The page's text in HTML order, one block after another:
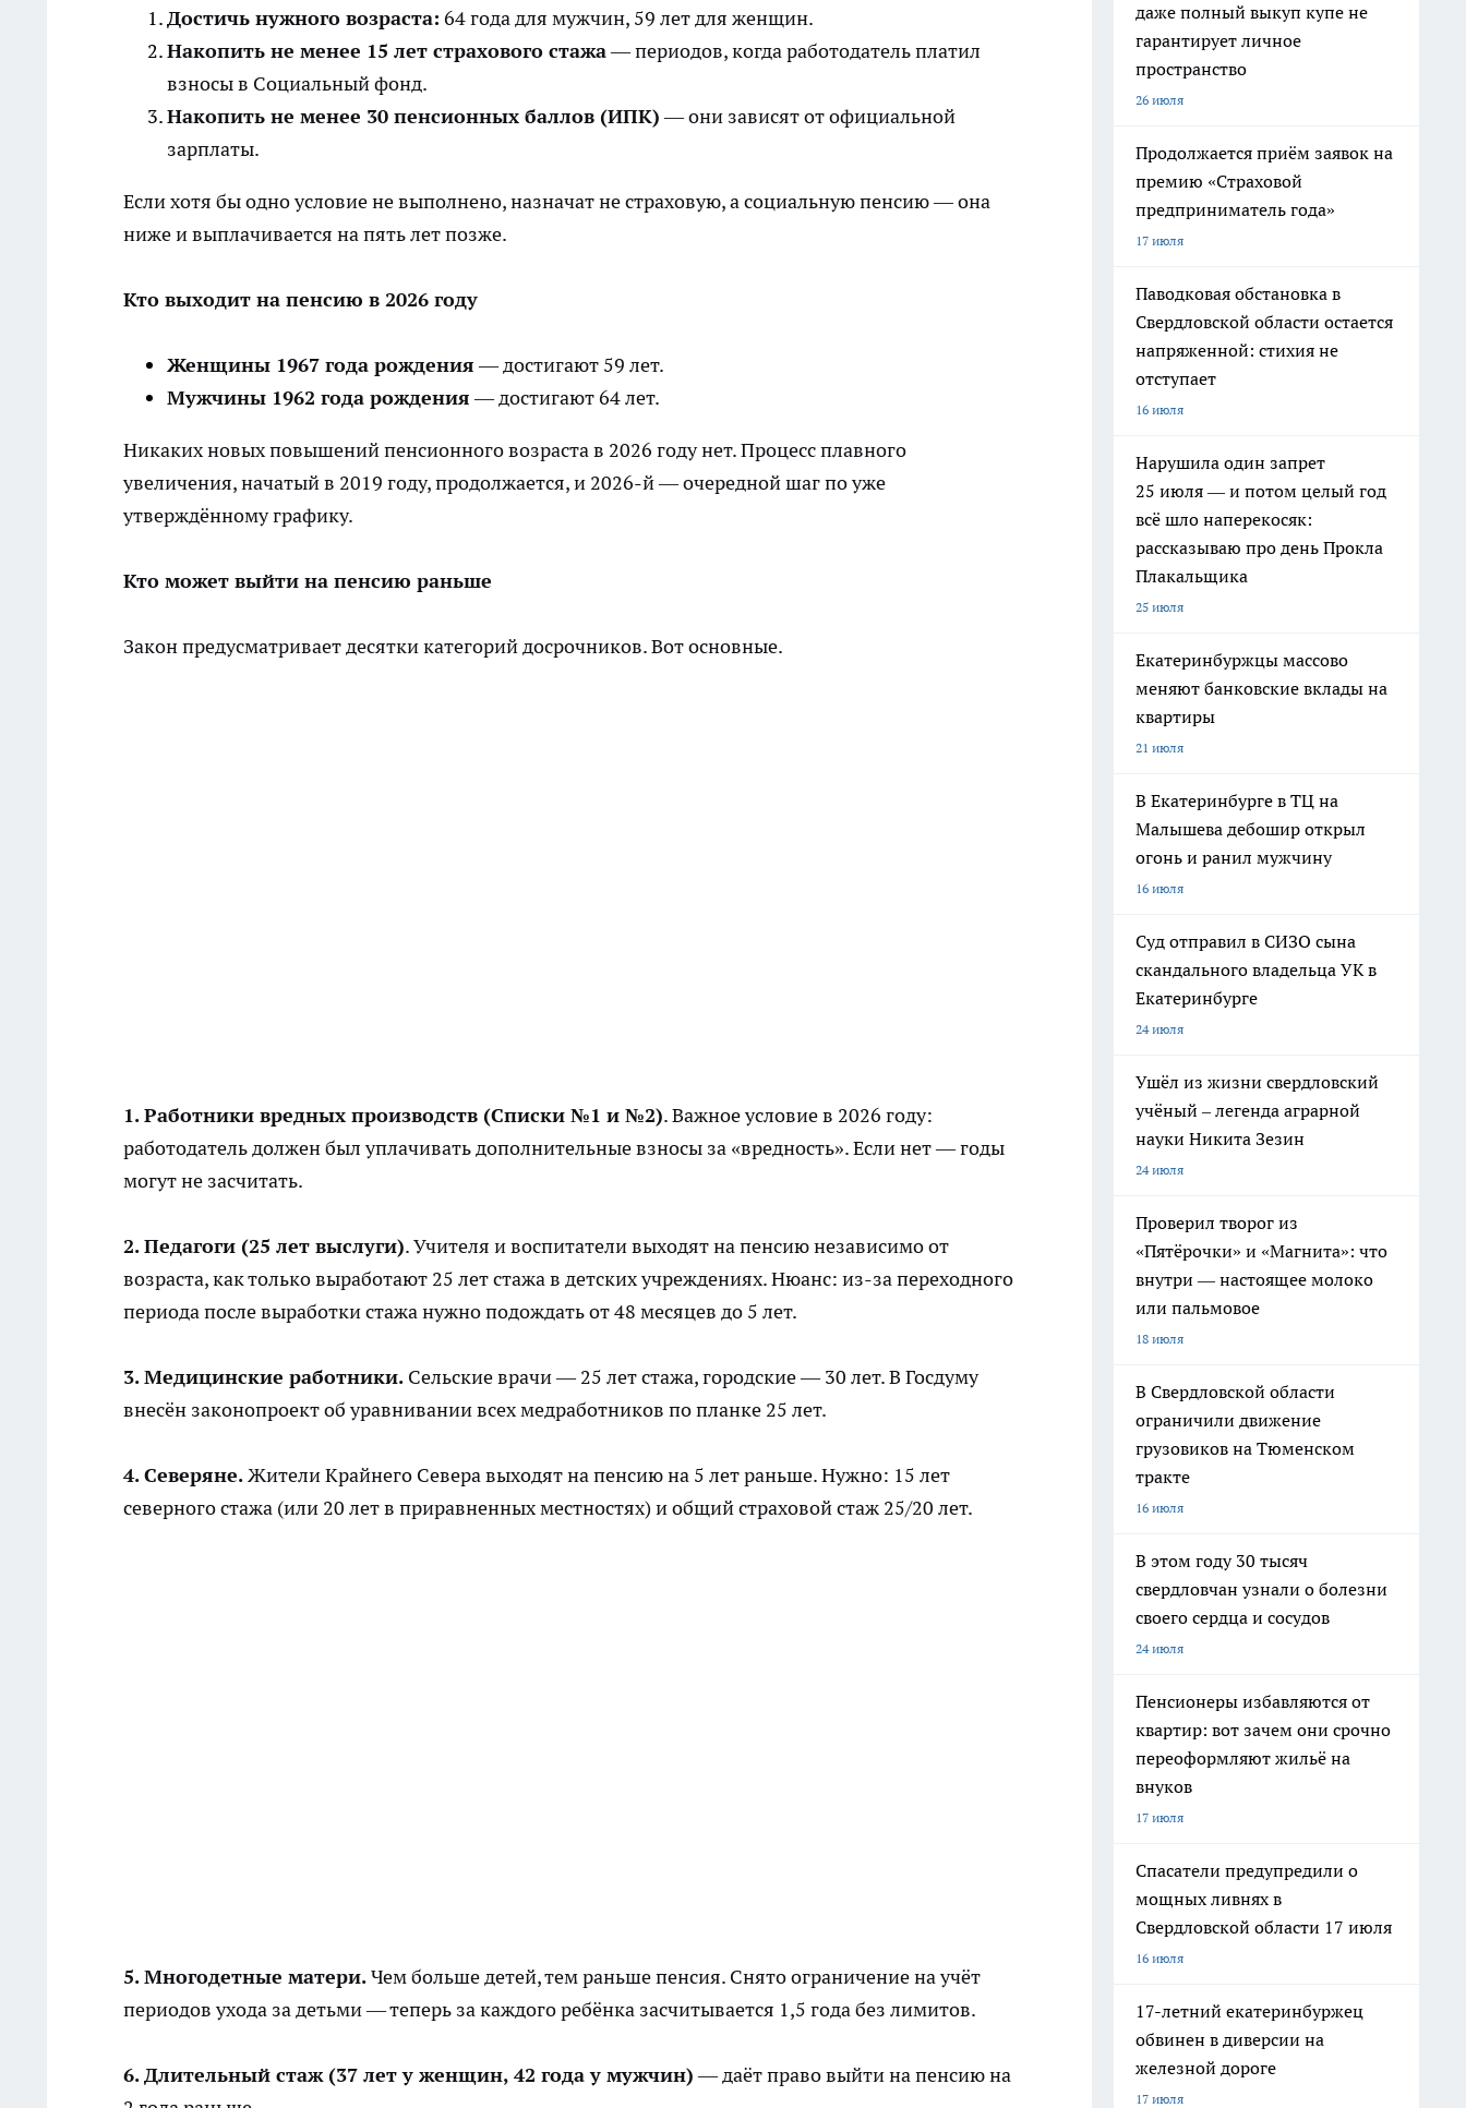
Достичь нужного возраста: 64 года для мужчин, 59 лет для женщин.
Накопить не менее 15 лет страхового стажа— периодов, когда работодатель платил
взносы в Социальный фонд.
Накопить не менее 30 пенсионных баллов (ИПК)— они зависят от официальной
зарплаты.
Если хотя бы одно условие не выполнено, назначат не страховую, а социальную пенсию — она
ниже и выплачивается на пять лет позже.
Кто выходит на пенсию в 2026 году
Женщины 1967 года рождения— достигают 59 лет.
Мужчины 1962 года рождения— достигают 64 лет.
Никаких новых повышений пенсионного возраста в 2026 году нет. Процесс плавного
увеличения, начатый в 2019 году, продолжается, и 2026-й — очередной шаг по уже
утверждённому графику.
Кто может выйти на пенсию раньше
Закон предусматривает десятки категорий досрочников. Вот основные.
1. Работники вредных производств (Списки №1 и №2). Важное условие в 2026 году:
работодатель должен был уплачивать дополнительные взносы за «вредность». Если нет — годы
могут не засчитать.
2. Педагоги (25 лет выслуги). Учителя и воспитатели выходят на пенсию независимо от
возраста, как только выработают 25 лет стажа в детских учреждениях. Нюанс: из-за переходного
периода после выработки стажа нужно подождать от 48 месяцев до 5 лет.
3. Медицинские работники. Сельские врачи — 25 лет стажа, городские — 30 лет. В Госдуму
внесён законопроект об уравнивании всех медработников по планке 25 лет.
4. Северяне.Жители Крайнего Севера выходят на пенсию на 5 лет раньше. Нужно: 15 лет
северного стажа (или 20 лет в приравненных местностях) и общий страховой стаж 25/20 лет.
5. Многодетные матери.Чем больше детей, тем раньше пенсия. Снято ограничение на учёт
периодов ухода за детьми — теперь за каждого ребёнка засчитывается 1,5 года без лимитов.
6. Длительный стаж (37 лет у женщин, 42 года у мужчин)— даёт право выйти на пенсию на
даже полный выкуп купе не
гарантирует личное
пространство
26 июля
Продолжается приём заявок на
премию «Страховой
предприниматель года»
17 июля
Паводковая обстановка в
Свердловской области остается
напряженной: стихия не
отступает
16 июля
Нарушила один запрет
25 июля — и потом целый год
всё шло наперекосяк:
рассказываю про день Прокла
Плакальщика
25 июля
Екатеринбуржцы массово
меняют банковские вклады на
квартиры
21 июля
В Екатеринбурге в ТЦ на
Малышева дебошир открыл
огонь и ранил мужчину
16 июля
Суд отправил в СИЗО сына
скандального владельца УК в
Екатеринбурге
24 июля
Ушёл из жизни свердловский
учёный – легенда аграрной
науки Никита Зезин
24 июля
Проверил творог из
«Пятёрочки» и «Магнита»: что
внутри — настоящее молоко
или пальмовое
18 июля
В Свердловской области
ограничили движение
грузовиков на Тюменском
тракте
16 июля
В этом году 30 тысяч
свердловчан узнали о болезни
своего сердца и сосудов
24 июля
Пенсионеры избавляются от
квартир: вот зачем они срочно
переоформляют жильё на
внуков
17 июля
Спасатели предупредили о
мощных ливнях в
Свердловской области 17 июля
16 июля
17-летний екатеринбуржец
обвинен в диверсии на
железной дороге
17 июля